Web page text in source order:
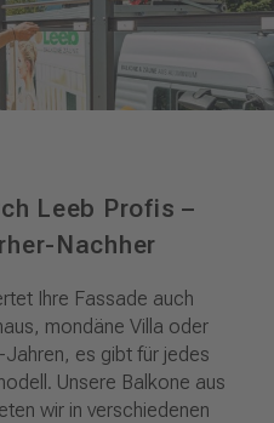
Leeb Profis –
Nachher
Ihre Fassade auch
mondäne Villa oder
Jahren, es gibt für jedes
Unsere Balkone aus
wir in verschiedenen